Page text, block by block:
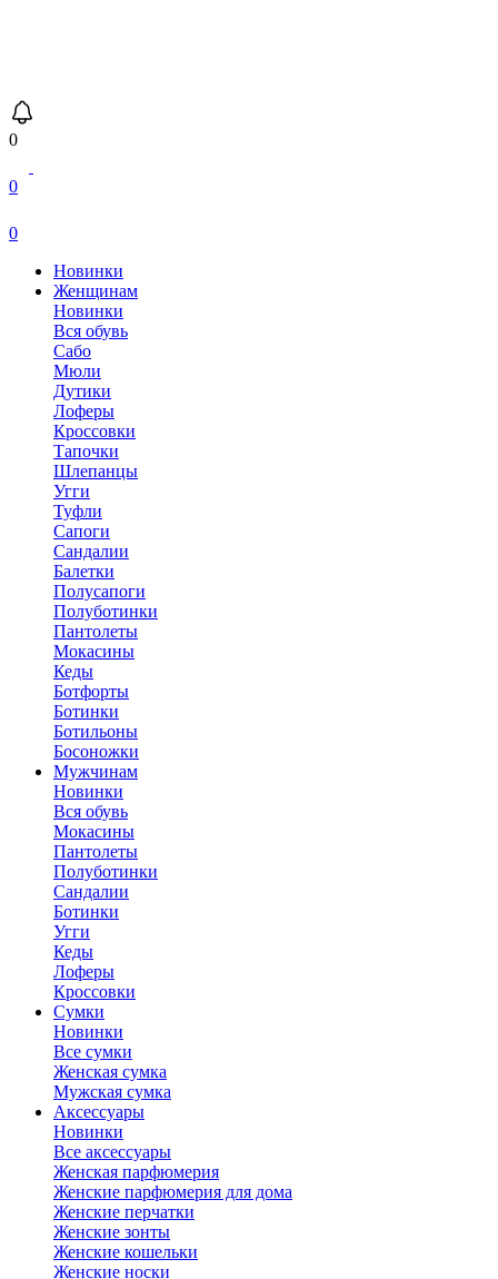
0
0
0
Новинки
Женщинам
Новинки
Вся обувь
Сабо
Мюли
Дутики
Лоферы
Кроссовки
Тапочки
Шлепанцы
Угги
Туфли
Сапоги
Сандалии
Балетки
Полусапоги
Полуботинки
Пантолеты
Мокасины
Кеды
Ботфорты
Ботинки
Ботильоны
Босоножки
Мужчинам
Новинки
Вся обувь
Мокасины
Пантолеты
Полуботинки
Сандалии
Ботинки
Угги
Кеды
Лоферы
Кроссовки
Сумки
Новинки
Все сумки
Женская сумка
Мужская сумка
Аксессуары
Новинки
Все аксессуары
Женская парфюмерия
Женские парфюмерия для дома
Женские перчатки
Женские зонты
Женские кошельки
Женские носки